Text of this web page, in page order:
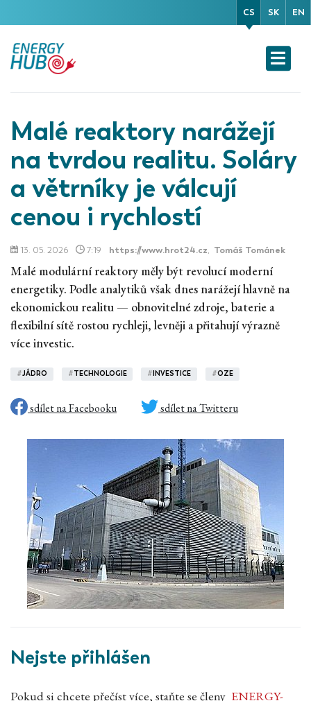
CS SK EN
Malé reaktory narážejí
na tvrdou realitu. Soláry
a větrníky je válcují
cenou i rychlostí
13. 05. 2026 7:19 https://www.hrot24.cz Tomáš Tománek
Malé modulární reaktory měly být revolucí moderní
energetiky. Podle analytiků však dnes narážejí hlavně na
ekonomickou realitu — obnovitelné zdroje, baterie a
flexibilní sítě rostou rychleji, levněji a přitahují výrazně
více investic.
#JÁDRO #TECHNOLOGIE #INVESTICE #OZE
sdílet na Facebooku sdílet na Twitteru
Nejste přihlášen
Pokud si chcete přečíst více, staňte se členy ENERGY-